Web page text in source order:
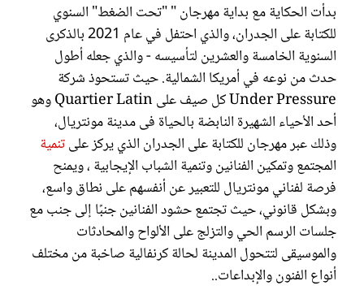
بدأت الحكاية مع بداية مهرجان " "تحت الضغط" السنوي
للكتابة على الجدران، والذي احتفل في عام 2021 بالذكرى
السنوية الخامسة والعشرين لتأسيسه - والذي جعله أطول
حدث من نوعه في أمريكا الشمالية. حيث تستحوذ شركة
Under Pressure كل صيف على Quartier Latin وهو
أحد الأحياء الشهيرة النابضة بالحياة فى مدينة مونتريال،
وذلك عبر مهرجان للكتابة على الجدران الذي يركز علىتنمية
المجتمع وتمكين الفنانين وتنمية الشباب الإيجابية ، ويمنح
فرصة لفناني مونتريال للتعبير عن أنفسهم على نطاق واسع،
وبشكل قانوني، حيث تجتمع حشود الفنانين جنبًا إلى جنب مع
جلسات الرسم الحي والتزلج على الألواح والمحادثات
والموسيقى لتتحول المدينة لحالة كرنفالية صاخبة من مختلف
أنواع الفنون والإبداعات..